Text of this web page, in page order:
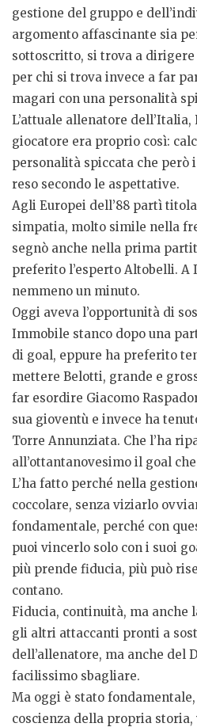
gestione del gruppo e
argomento affascinante sia
sottoscritto, si trova a dirigere
per chi si trova invece a far
magari con una personalità
L’attuale allenatore
giocatore era proprio così:
personalità spiccata che però
reso secondo le aspettative.
Agli Europei dell’88 partì
simpatia, molto simile nella
segnò anche nella prima
preferito l’esperto Altobelli. A
nemmeno un minuto.
Oggi aveva l’opportunità di
Immobile stanco dopo una
di goal, eppure ha preferito
mettere Belotti, grande e
far esordire Giacomo
sua gioventù e invece ha
Torre Annunziata. Che l’ha
all’ottantanovesimo il goal
L’ha fatto perché nella
coccolare, senza viziarlo
fondamentale, perché con
puoi vincerlo solo con i suoi
più prende fiducia, più può
contano.
Fiducia, continuità, ma anche
gli altri attaccanti pronti a
dell’allenatore, ma anche del
facilissimo sbagliare.
Ma oggi è stato
coscienza della propria